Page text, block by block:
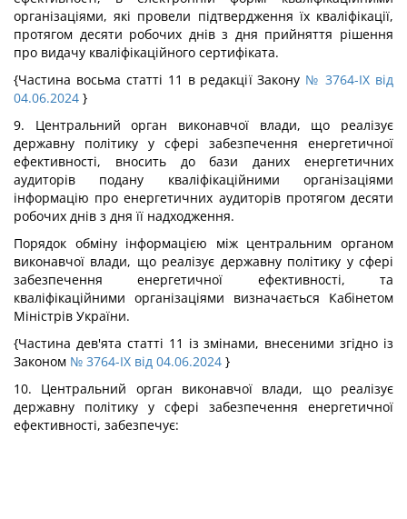
організаціями, які провели підтвердження їх кваліфікації,
протягом десяти робочих днів з дня прийняття рішення
про видачу кваліфікаційного сертифіката.
{Частина восьма статті 11 в редакції Закону № 3764-IX від
04.06.2024 }
9. Центральний орган виконавчої влади, що реалізує
державну політику у сфері забезпечення енергетичної
ефективності, вносить до бази даних енергетичних
аудиторів подану кваліфікаційними організаціями
інформацію про енергетичних аудиторів протягом десяти
робочих днів з дня її надходження.
Порядок обміну інформацією між центральним органом
виконавчої влади, що реалізує державну політику у сфері
забезпечення енергетичної ефективності, та
кваліфікаційними організаціями визначається Кабінетом
Міністрів України.
{Частина дев'ята статті 11 із змінами, внесеними згідно із
Законом № 3764-IX від 04.06.2024 }
10. Центральний орган виконавчої влади, що реалізує
державну політику у сфері забезпечення енергетичної
ефективності, забезпечує: